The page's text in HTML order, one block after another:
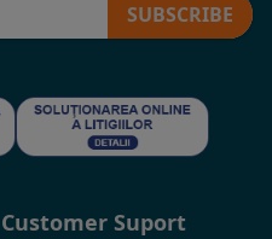
SUBSCRIBE
Customer Suport